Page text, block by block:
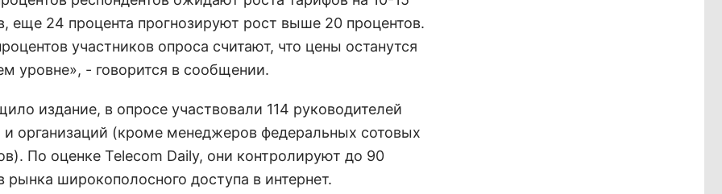
еще 24 процента прогнозируют рост выше 20 процентов.
участников опроса считают, что цены останутся
уровне», - говорится в сообщении.
издание, в опросе участвовали 114 руководителей
и организаций (кроме менеджеров федеральных сотовых
По оценке Telecom Daily, они контролируют до 90
рынка широкополосного доступа в интернет.